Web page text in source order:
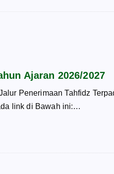
Ajaran 2026/2027
Penerimaan Tahfidz
link di Bawah ini:…